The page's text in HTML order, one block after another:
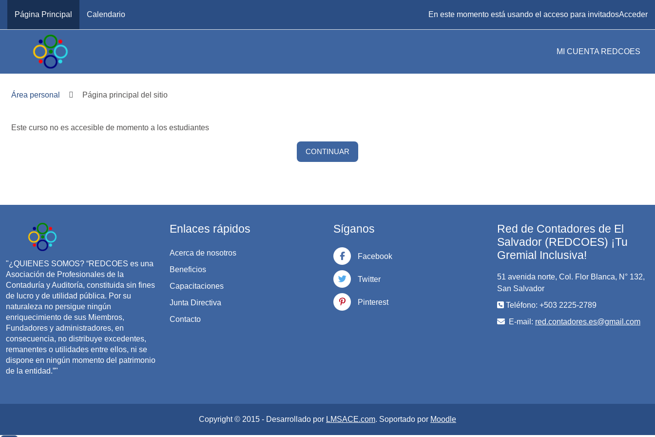
Página Principal
Calendario En este momento está usando el acceso para invitadosAcceder
MI CUENTA REDCOES
Área personal Página principal del sitio
Este curso no es accesible de momento a los estudiantes
CONTINUAR
"¿QUIENES SOMOS? “REDCOES es una
Asociación de Profesionales de la
Contaduría y Auditoría, constituida sin fines
de lucro y de utilidad pública. Por su
naturaleza no persigue ningún
enriquecimiento de sus Miembros,
Fundadores y administradores, en
consecuencia, no distribuye excedentes,
remanentes o utilidades entre ellos, ni se
dispone en ningún momento del patrimonio
de la entidad.”"
Enlaces rápidos
Acerca de nosotros
Beneficios
Capacitaciones
Junta Directiva
Contacto
Síganos
Facebook
Twitter
Pinterest
Red de Contadores de El
Salvador (REDCOES) ¡Tu
Gremial Inclusiva!
51 avenida norte, Col. Flor Blanca, N° 132,
San Salvador
Teléfono: +503 2225-2789
E-mail: red.contadores.es@gmail.com
Copyright © 2015 - Desarrollado por LMSACE.com. Soportado por Moodle